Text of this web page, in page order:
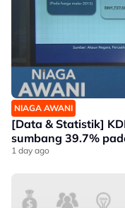
NIAGA AWANI
[Data & Statistik]
sumbang 39.7%
1 day ago